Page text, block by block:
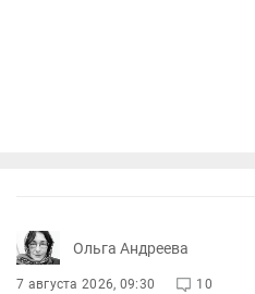
Ольга Андреева
7 августа 2026, 09:30 10